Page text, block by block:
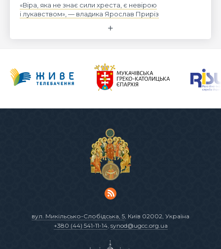
«Віра, яка не знає сили хреста, є невірою
і лукавством», — владика Ярослав Приріз
вул. Микільсько-Слобідська, 5, Київ 02002, Україна
+380 (44) 541-11-14, synod@ugcc.org.ua